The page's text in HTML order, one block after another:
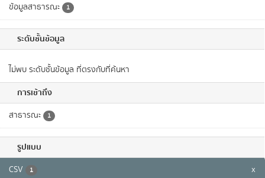
ข้อมูลสาธารณะ 1
ระดับชั้นข้อมูล
ไม่พบ ระดับชั้นข้อมูล ที่ตรงกับที่ค้นหา
การเข้าถึง
สาธารณะ 1
รูปแบบ
CSV 1 x